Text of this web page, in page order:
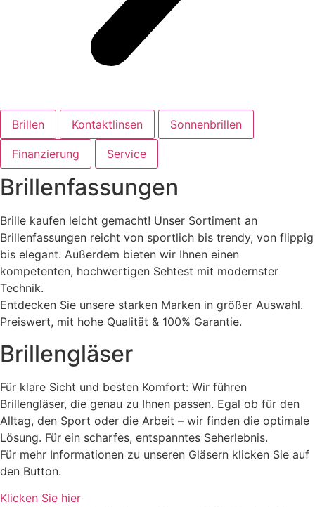
Brillen Kontaktlinsen Sonnenbrillen
Finanzierung Service
Brillenfassungen
Brille kaufen leicht gemacht! Unser Sortiment an
Brillenfassungen reicht von sportlich bis trendy, von flippig
bis elegant. Außerdem bieten wir Ihnen einen
kompetenten, hochwertigen Sehtest mit modernster
Technik.
Entdecken Sie unsere starken Marken in größer Auswahl.
Preiswert, mit hohe Qualität & 100% Garantie.
Brillengläser
Für klare Sicht und besten Komfort: Wir führen
Brillengläser, die genau zu Ihnen passen. Egal ob für den
Alltag, den Sport oder die Arbeit – wir finden die optimale
Lösung. Für ein scharfes, entspanntes Seherlebnis.
Für mehr Informationen zu unseren Gläsern klicken Sie auf
den Button.
Klicken Sie hier